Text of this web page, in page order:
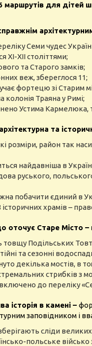
маршрутів для дітей
Семи чудес
ХІ-ХІІ століттями;
та Старого замків;
веж, збереглося 11;
фортецю зі Старим
колонія Траяна у Римі;
Устима
та
розміри, район так
найдавніша в
руського,
побачити єдиний в
храмів –
оточує Старе Місто
товщу Подільських
та сезонні
декілька мостів, в
стрибків з
до переліку
історія в камені –
заповідником і
зберігають сліди
польське